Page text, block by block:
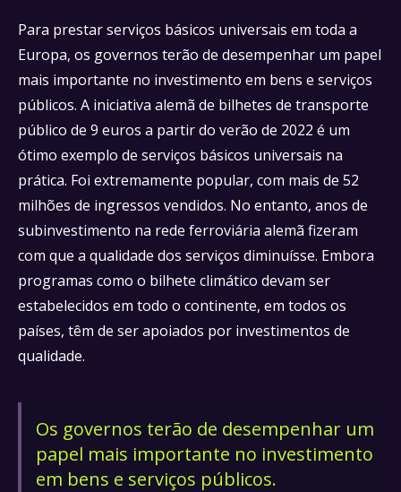
Para prestar serviços básicos universais em toda a
Europa, os governos terão de desempenhar um papel
mais importante no investimento em bens e serviços
públicos. A iniciativa alemã de bilhetes de transporte
público de 9 euros a partir do verão de 2022 é um
ótimo exemplo de serviços básicos universais na
prática. Foi extremamente popular, com mais de 52
milhões de ingressos vendidos. No entanto, anos de
subinvestimento na rede ferroviária alemã fizeram
com que a qualidade dos serviços diminuísse. Embora
programas como o bilhete climático devam ser
estabelecidos em todo o continente, em todos os
países, têm de ser apoiados por investimentos de
qualidade.
Os governos terão de desempenhar um
papel mais importante no investimento
em bens e serviços públicos.